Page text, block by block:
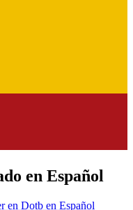
en Español
en Dotb en Español